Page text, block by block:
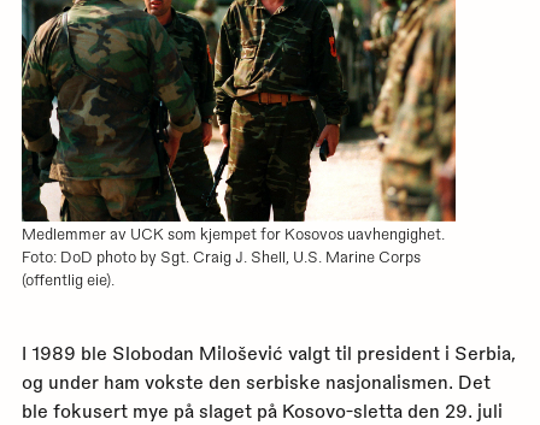
Medlemmer av UCK som kjempet for Kosovos uavhengighet.
Foto: DoD photo by Sgt. Craig J. Shell, U.S. Marine Corps
(offentlig eie).
I 1989 ble Slobodan Milošević valgt til president i Serbia,
og under ham vokste den serbiske nasjonalismen. Det
ble fokusert mye på slaget på Kosovo-sletta den 29. juli